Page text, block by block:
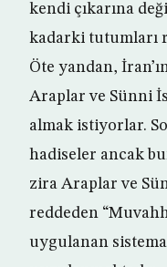
kendi çıkarına
kadarki tutumları
Öte yandan,
Araplar ve Sünni
almak istiyorlar.
hadiseler ancak
zira Araplar ve
reddeden
uygulanan